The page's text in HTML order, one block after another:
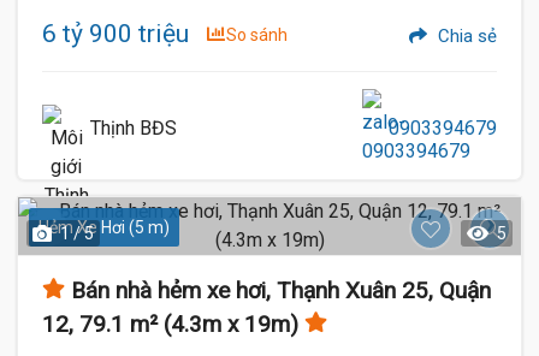
6 tỷ 900 triệu So sánh Chia sẻ
Thịnh BĐS 0903394679
Hẻm Xe Hơi (5 m)
1 / 5 5
Bán nhà hẻm xe hơi, Thạnh Xuân 25, Quận
12, 79.1 m² (4.3m x 19m)